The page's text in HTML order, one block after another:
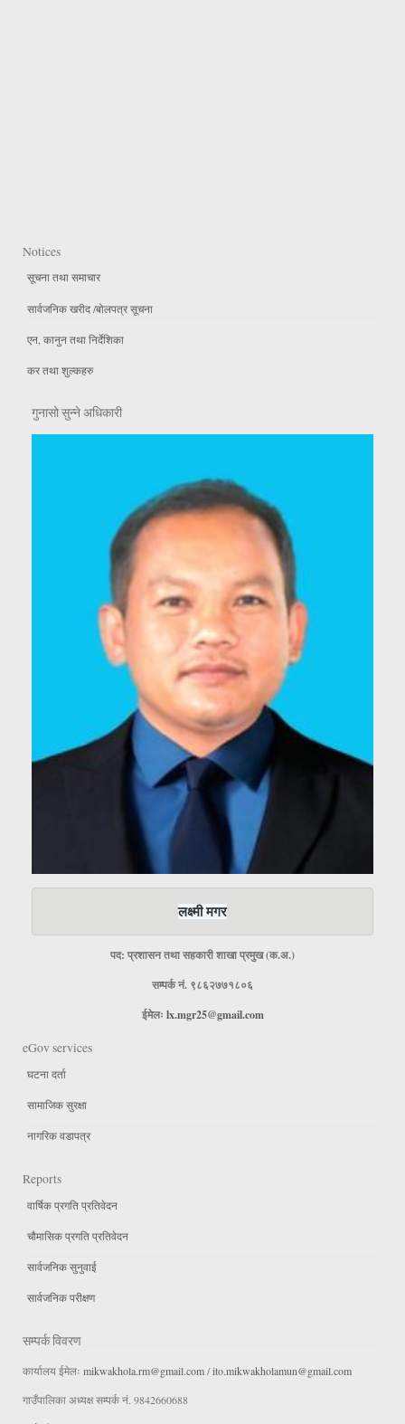
Notices
सूचना तथा समाचार
सार्वजनिक खरीद /बोलपत्र सूचना
एन, कानुन तथा निर्देशिका
कर तथा शुल्कहरु
गुनासो सुन्ने अधिकारी
लक्ष्मी मगर
पद: प्रशासन तथा सहकारी शाखा प्रमुख (क.अ.)
सम्पर्क नं. ९८६२७७१८०६
ईमेलः lx.mgr25@gmail.com
eGov services
घटना दर्ता
सामाजिक सुरक्षा
नागरिक वडापत्र
Reports
वार्षिक प्रगति प्रतिवेदन
चौमासिक प्रगति प्रतिवेदन
सार्वजनिक सुनुवाई
सार्वजनिक परीक्षण
सम्पर्क विवरण
कार्यालय ईमेलः mikwakhola.rm@gmail.com/ito.mikwakholamun@gmail.com
गाउँपालिका अध्यक्ष सम्पर्क नं. 9842660688